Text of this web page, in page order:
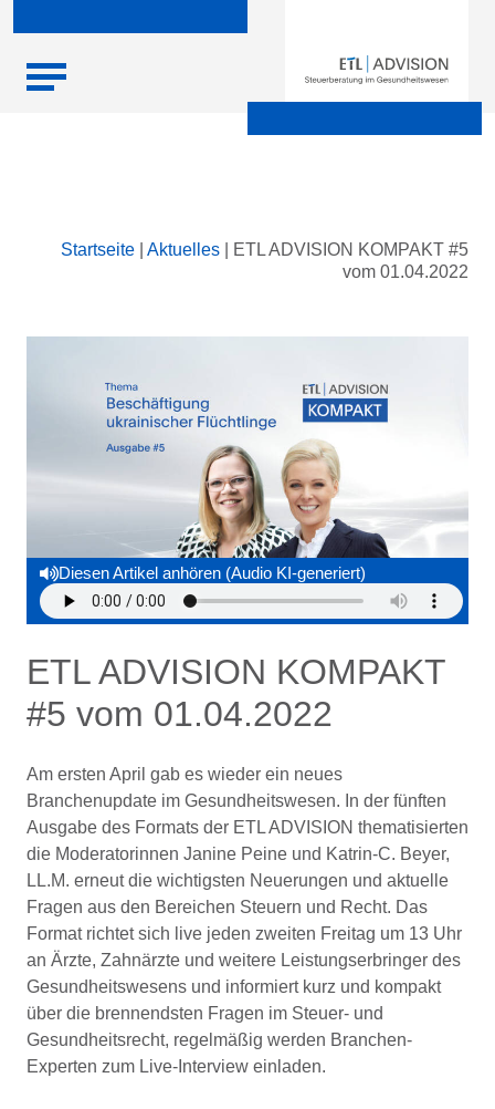
Startseite Aktuelles
ETL ADVISION KOMPAKT #5
vom 01.04.2022
Diesen Artikel anhören (Audio KI-generiert)
ETL ADVISION KOMPAKT
#5 vom 01.04.2022
Am ersten April gab es wieder ein neues
Branchenupdate im Gesundheitswesen. In der fünften
Ausgabe des Formats der ETL ADVISION thematisierten
die Moderatorinnen Janine Peine und Katrin-C. Beyer,
LL.M. erneut die wichtigsten Neuerungen und aktuelle
Fragen aus den Bereichen Steuern und Recht. Das
Format richtet sich live jeden zweiten Freitag um 13 Uhr
an Ärzte, Zahnärzte und weitere Leistungserbringer des
Gesundheitswesens und informiert kurz und kompakt
über die brennendsten Fragen im Steuer- und
Gesundheitsrecht, regelmäßig werden Branchen-
Experten zum Live-Interview einladen.